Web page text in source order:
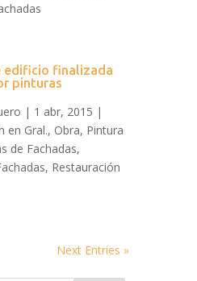
edificio finalizada
pinturas
| 1 abr, 2015 |
en Gral., Obra, Pintura
de Fachadas,
, Restauración
Next Entries »